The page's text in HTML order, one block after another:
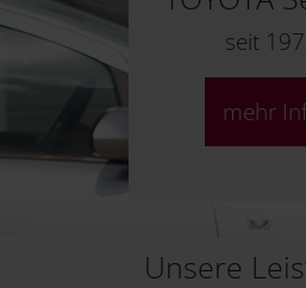
seit
mehr
Unsere